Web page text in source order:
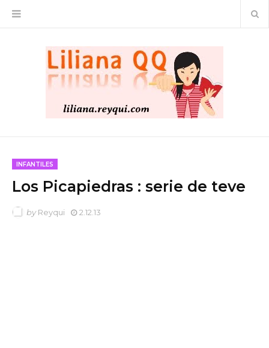
INFANTILES
Los Picapiedras : serie de teve
by Reyqui 2.12.13